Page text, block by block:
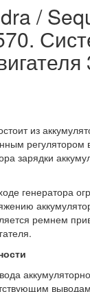
/
из
регулятором
зарядки
генератора
ремнем